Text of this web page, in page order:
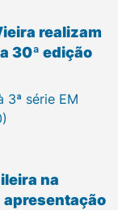
realizam
30ª edição
3ª série EM
na
apresentação